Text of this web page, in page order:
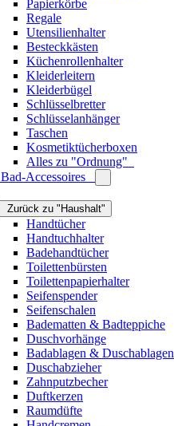
Duftkerzen
Raumdüfte
Handcremen
Wärmflaschen
Alles zu "Bad-Accessoires"
Abwasch
Zurück zu "Haushalt"
Geschirrtücher
Abtropfgestelle
Spülbürsten & Spültücher
Spülorganizer
Seifenspender
Seifenschalen
Seifen
Alles zu "Abwasch"
Haushaltshilfen
Tritthocker
Reinigungsmittel
Wäsche
Zurück zu "Haushalt"
Wäschekörbe
Wäscheständer
Bügelbretter
Wasch-Zubehör
Dampfglätter
Fusselbürsten & Fusselrasierer
Alles zu "Wäsche"